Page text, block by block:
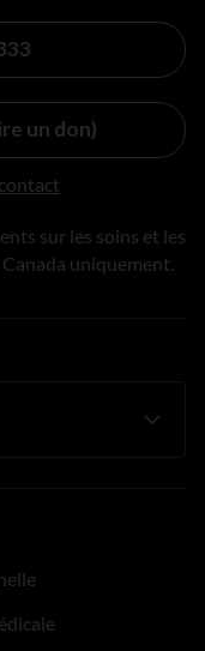
un don)
sur les soins et les
uniquement.